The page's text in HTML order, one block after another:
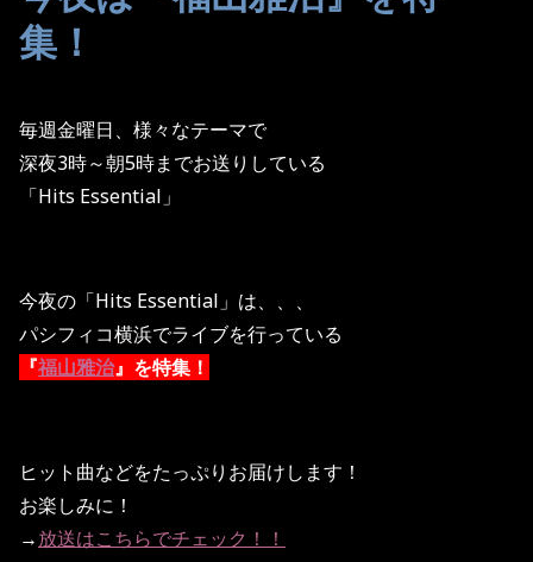
集！
毎週金曜日、様々なテーマで
深夜3時～朝5時までお送りしている
「Hits Essential」
今夜の「Hits Essential」は、、、
パシフィコ横浜でライブを行っている
『福山雅治』を特集！
ヒット曲などをたっぷりお届けします！
お楽しみに！
→放送はこちらでチェック！！